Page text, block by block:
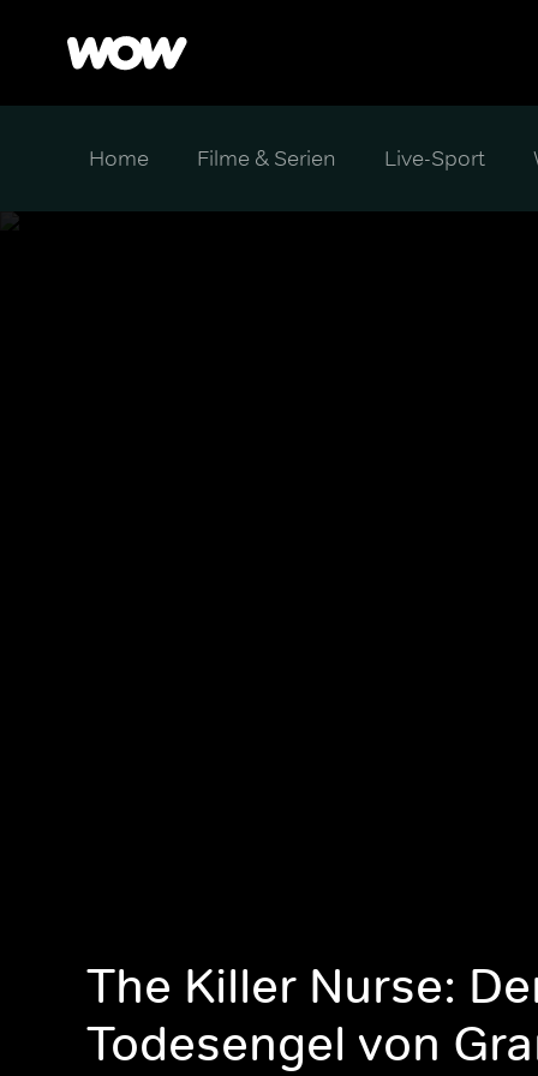
Home Filme & Serien Live-Sport
The Killer Nurse:
Todesengel von